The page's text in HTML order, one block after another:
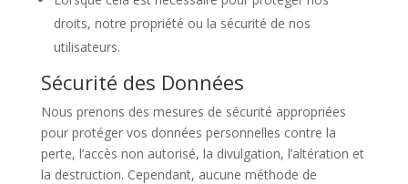
droits, notre propriété ou la sécurité de nos
utilisateurs.
Sécurité des Données
Nous prenons des mesures de sécurité appropriées
pour protéger vos données personnelles contre la
perte, l’accès non autorisé, la divulgation, l’altération et
la destruction. Cependant, aucune méthode de